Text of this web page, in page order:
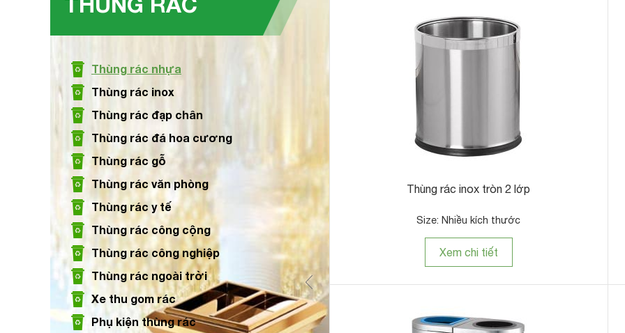
Thùng rác nhựa
Thùng rác inox
Thùng rác đạp chân
Thùng rác đá hoa cương
Thùng rác gỗ
Thùng rác văn phòng
Thùng rác y tế
Thùng rác công cộng
Thùng rác công nghiệp
Thùng rác ngoài trời
Xe thu gom rác
Phụ kiện thùng rác
Thùng Rác Nhựa 660 Lít 4 Bánh Xe Giá Tốt
Size: 1370 x 710 x 1210 mm
Xem chi tiết
Thùng rác inox tròn 2 lớp
Size: Nhiều kích thước
Xem chi tiết